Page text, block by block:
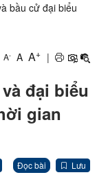
bầu cử đại biểu
A- A A+ |
đại biểu
gian
Đọc bài Lưu